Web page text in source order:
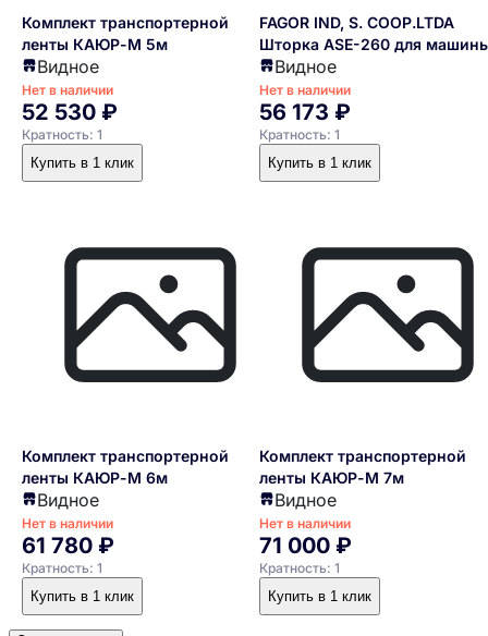
Комплект транспортерной
ленты КАЮР-М 5м
Видное
Нет в наличии
52 530 ₽
Кратность: 1
Купить в 1 клик
FAGOR IND, S. COOP.LTDA
Шторка ASE-260 для
посудомоечной серии CCO
Видное
Нет в наличии
56 173 ₽
Кратность: 1
Купить в 1 клик
Комплект транспортерной
ленты КАЮР-М 6м
Видное
Нет в наличии
61 780 ₽
Кратность: 1
Купить в 1 клик
Комплект транспортерной
ленты КАЮР-М 7м
Видное
Нет в наличии
71 000 ₽
Кратность: 1
Купить в 1 клик